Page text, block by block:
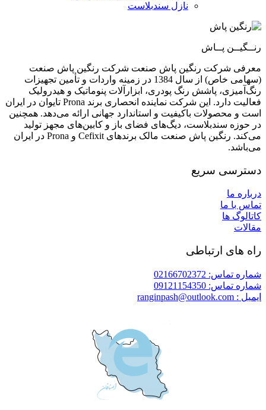
نازل سندبلاست
رنــگیــن پــاش
معرفی شرکت رنگین پاش صنعت شرکت رنگین پاش صنعت
(سهامی خاص) از سال 1384 در زمینه واردات و تأمین تجهیزات
رنگ‌آمیزی، پاشش رنگ پودری، ابزارآلات پنوماتیک و هیدرولیک
فعالیت دارد. این شرکت نماینده انحصاری برند Prona تایوان در ایران
است و محصولات باکیفیت و استاندارد جهانی ارائه می‌دهد. همچنین
در حوزه سندبلاست، دیگ‌های فضای باز و کابین‌های مجهز تولید
می‌کند. رنگین پاش صنعت مالک برندهای Cefixit و Prona در ایران
می‌باشد.
دسترسی سریع
درباره ما
تماس با ما
کاتالوگ ها
مقالات
راه های ارتباطی
شماره تماس: 02166702372
شماره تماس: 09121154350
ایمیل : ranginpash@outlook.com